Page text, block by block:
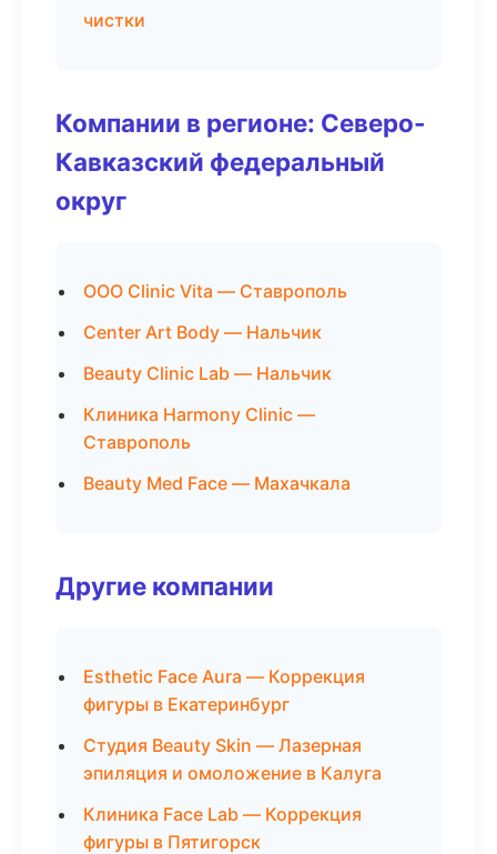
чистки
Компании в регионе: Северо-
Кавказский федеральный
округ
ООО Clinic Vita — Ставрополь
Center Art Body — Нальчик
Beauty Clinic Lab — Нальчик
Клиника Harmony Clinic —
Ставрополь
Beauty Med Face — Махачкала
Другие компании
Esthetic Face Aura — Коррекция
фигуры в Екатеринбург
Студия Beauty Skin — Лазерная
эпиляция и омоложение в Калуга
Клиника Face Lab — Коррекция
фигуры в Пятигорск